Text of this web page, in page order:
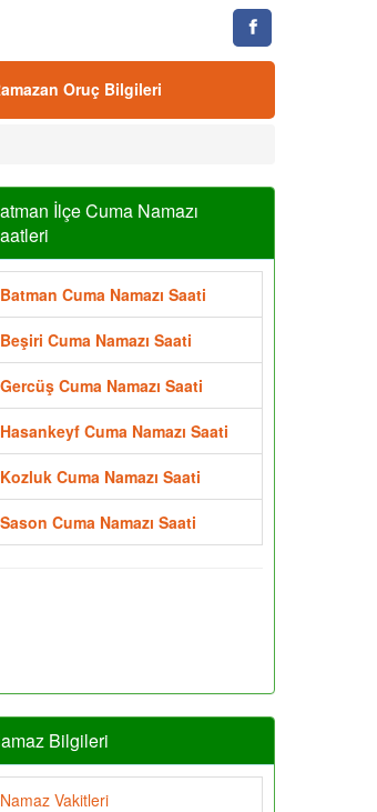
Oruç Bilgileri
İlçe Cuma Namazı
Batman Cuma Namazı Saati
Beşiri Cuma Namazı Saati
Gercüş Cuma Namazı Saati
Hasankeyf Cuma Namazı Saati
Kozluk Cuma Namazı Saati
Sason Cuma Namazı Saati
Bilgileri
Namaz Vakitleri